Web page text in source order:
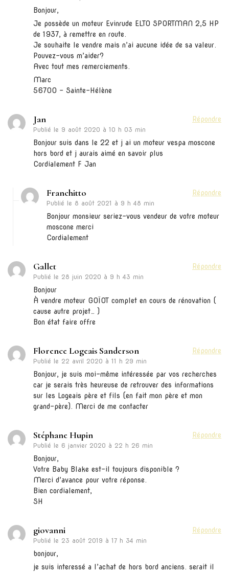
Bonjour,
Je possède un moteur Evinrude ELTO SPORTMAN 2,5 HP
de 1937, à remettre en route.
Je souhaite le vendre mais n’ai aucune idée de sa valeur.
Pouvez-vous m’aider?
Avec tout mes remerciements.
Marc
56700 – Sainte-Hélène
Jan
Publié le 9 août 2020 à 10 h 03 min
Répondre
Bonjour suis dans le 22 et j ai un moteur vespa moscone
hors bord et j aurais aimé en savoir plus
Cordialement F Jan
Franchitto
Publié le 8 août 2021 à 9 h 48 min
Répondre
Bonjour monsieur seriez-vous vendeur de votre moteur
moscone merci
Cordialement
Gallet
Publié le 28 juin 2020 à 9 h 43 min
Répondre
Bonjour
À vendre moteur GOÏOT complet en cours de rénovation (
cause autre projet… )
Bon état faire offre
Florence Logeais Sanderson
Publié le 22 avril 2020 à 11 h 29 min
Répondre
Bonjour, je suis moi-même intéressée par vos recherches
car je serais très heureuse de retrouver des informations
sur les Logeais père et fils (en fait mon père et mon
grand-père). Merci de me contacter
Stéphane Hupin
Publié le 6 janvier 2020 à 22 h 26 min
Répondre
Bonjour,
Votre Baby Blake est-il toujours disponible ?
Merci d’avance pour votre réponse.
Bien cordialement,
SH
giovanni
Publié le 23 août 2019 à 17 h 34 min
Répondre
bonjour,
je suis interessé a l’achat de hors bord anciens. serait il